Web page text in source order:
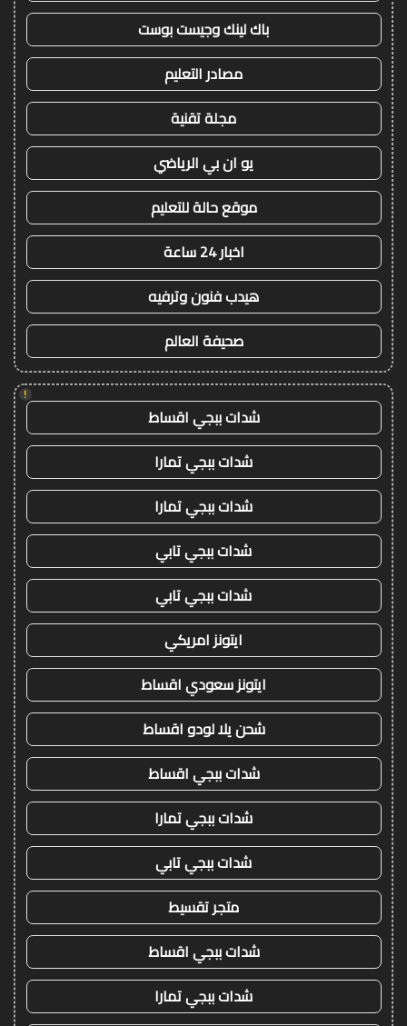
باك لينك وجيست بوست
مصادر التعليم
مجلة تقنية
يو ان بي الرياضي
موقع حالة للتعليم
اخبار 24 ساعة
هيدب فنون وترفيه
صحيفة العالم
!
شدات ببجي اقساط
شدات ببجي تمارا
شدات ببجي تمارا
شدات ببجي تابي
شدات ببجي تابي
ايتونز امريكي
ايتونز سعودي اقساط
شحن يلا لودو اقساط
شدات ببجي اقساط
شدات ببجي تمارا
شدات ببجي تابي
متجر تقسيط
شدات ببجي اقساط
شدات ببجي تمارا